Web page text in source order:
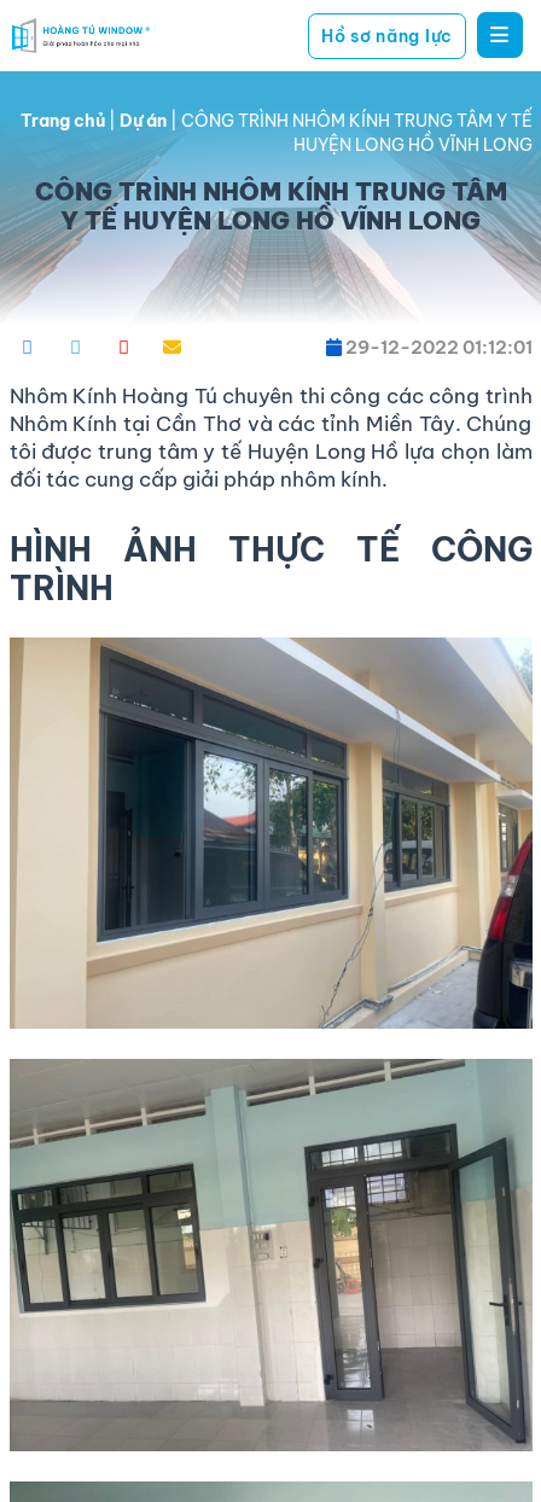
Hoàng
Window
giải
hoàn
cho
mọi
nhà
Hồ sơ năng lực
Trang chủ| Dự án| CÔNG TRÌNH NHÔM KÍNH TRUNG TÂM Y TẾ
HUYỆN LONG HỒ VĨNH LONG
CÔNG TRÌNH NHÔM KÍNH TRUNG TÂM
Y TẾ HUYỆN LONG HỒ VĨNH LONG
29-12-2022 01:12:01
Nhôm Kính Hoàng Tú chuyên thi công các công trình
Nhôm Kính tại Cần Thơ và các tỉnh Miền Tây. Chúng
tôi được trung tâm y tế Huyện Long Hồ lựa chọn làm
đối tác cung cấp giải pháp nhôm kính.
HÌNH ẢNH THỰC TẾ CÔNG
TRÌNH